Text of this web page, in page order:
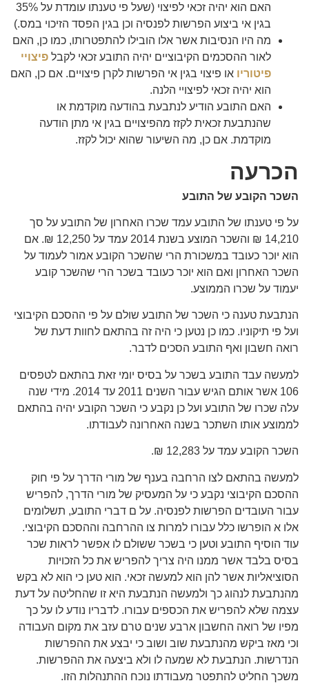
האם הוא יהיה זכאי לפיצוי (שעל פי טענתו עומדת על 35%
בגין אי ביצוע הפרשות לפנסיה וכן בגין הפסד הזיכוי במס.)
מה היו הנסיבות אשר אלו הובילו להתפטרותו, כמו כן, האם
לאור ההסכמים הקיבוציים יהיה התובע זכאי לקבל פיצויי
פיטוריו או פיצוי בגין אי הפרשות לקרן פיצויים. אם כן, האם
הוא יהיה זכאי לפיצויי הלנה.
האם התובע הודיע לנתבעת בהודעה מוקדמת או
שהנתבעת זכאית לקזז מהפיצויים בגין אי מתן הודעה
מוקדמת. אם כן, מה השיעור שהוא יכול לקזז.
הכרעה
השכר הקובע של התובע
על פי טענתו של התובע עמד שכרו האחרון של התובע על סך
14,210 ₪ והשכר המוצע בשנת 2014 עמד על 12,250 ₪. אם
הוא יוכר כעובד במשכורת הרי שהשכר הקובע אמור לעמוד על
השכר האחרון ואם הוא יוכר כעובד בשכר הרי שהשכר קובע
יעמוד על שכרו הממוצע.
הנתבעת טענה כי השכר של התובע שולם על פי ההסכם הקיבוצי
ועל פי תיקוניו. כמו כן נטען כי היה זה בהתאם לחוות דעת של
רואה חשבון ואף התובע הסכים לדבר.
למעשה עבד התובע בשכר על בסיס יומי זאת בהתאם לטפסים
106 אשר אותם הגיש עבור השנים 2011 עד 2014. מידי שנה
עלה שכרו של התובע ועל כן נקבע כי השכר הקובע יהיה בהתאם
לממוצע אותו השתכר בשנה האחרונה לעבודתו.
השכר הקובע עמד על 12,283 ₪.
למעשה בהתאם לצו הרחבה בענף של מורי הדרך על פי חוק
ההסכם הקיבוצי נקבע כי על המעסיק של מורי הדרך, להפריש
עבור העובדים הפרשות לפנסיה. על ם דברי התובע, תשלומים
אלו א הופרשו כלל עבורו למרות צו ההרחבה וההסכם הקיבוצי.
עוד הוסיף התובע וטען כי בשכר ששולם לו אפשר לראות שכר
בסיס בלבד אשר ממנו היה צריך להפריש את כל הזכויות
הסוציאליות אשר להן הוא למעשה זכאי. הוא טען כי הוא לא בקש
מהנתבעת לנהוג כך ולמעשה הנתבעת היא זו שהחליטה על דעת
עצמה שלא להפריש את הכספים עבורו. לדבריו נודע לו על כך
מפיו של רואה החשבון ארבע שנים טרם עזב את מקום העבודה
וכי מאז ביקש מהנתבעת שוב ושוב כי יבצע את ההפרשות
הנדרשות. הנתבעת לא שמעה לו ולא ביצעה את ההפרשות.
משכך החליט להתפטר מעבודתו נוכח ההתנהלות הזו.